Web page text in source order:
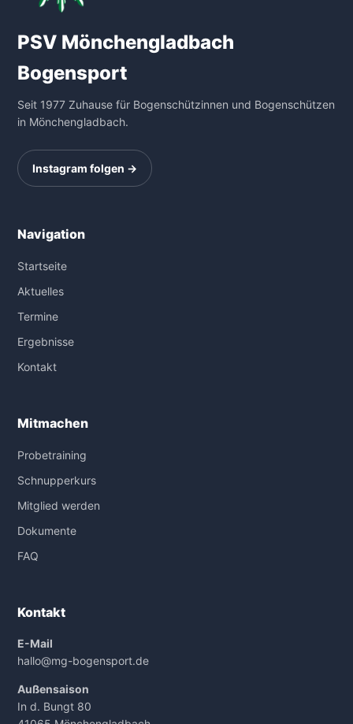
PSV Mönchengladbach
Bogensport
Seit 1977 Zuhause für Bogenschützinnen und Bogenschützen
in Mönchengladbach.
Instagram folgen →
Navigation
Startseite
Aktuelles
Termine
Ergebnisse
Kontakt
Mitmachen
Probetraining
Schnupperkurs
Mitglied werden
Dokumente
FAQ
Kontakt
E-Mail
hallo@mg-bogensport.de
Außensaison
In d. Bungt 80